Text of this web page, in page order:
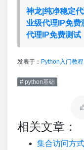
神龙|纯净稳定
业级代理IP免费
代理IP免费测试
发表于： Python入门教程
# python基础
相关文章：
集合访问方